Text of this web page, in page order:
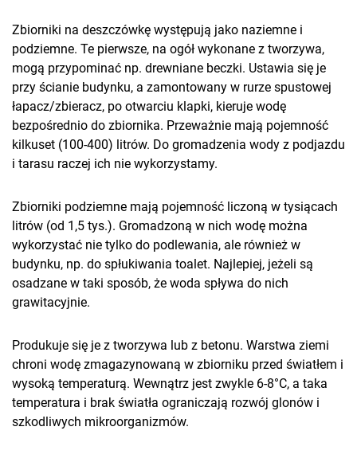
Zbiorniki na deszczówkę występują jako naziemne i
podziemne. Te pierwsze, na ogół wykonane z tworzywa,
mogą przypominać np. drewniane beczki. Ustawia się je
przy ścianie budynku, a zamontowany w rurze spustowej
łapacz/zbieracz, po otwarciu klapki, kieruje wodę
bezpośrednio do zbiornika. Przeważnie mają pojemność
kilkuset (100-400) litrów. Do gromadzenia wody z podjazdu
i tarasu raczej ich nie wykorzystamy.
Zbiorniki podziemne mają pojemność liczoną w tysiącach
litrów (od 1,5 tys.). Gromadzoną w nich wodę można
wykorzystać nie tylko do podlewania, ale również w
budynku, np. do spłukiwania toalet. Najlepiej, jeżeli są
osadzane w taki sposób, że woda spływa do nich
grawitacyjnie.
Produkuje się je z tworzywa lub z betonu. Warstwa ziemi
chroni wodę zmagazynowaną w zbiorniku przed światłem i
wysoką temperaturą. Wewnątrz jest zwykle 6-8°C, a taka
temperatura i brak światła ograniczają rozwój glonów i
szkodliwych mikroorganizmów.